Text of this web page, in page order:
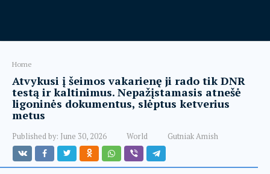
Home
Atvykusi į šeimos vakarienę ji rado tik DNR
testą ir kaltinimus. Nepažįstamasis atnešė
ligoninės dokumentus, slėptus ketverius
metus
Published by: June 30, 2026 World Gutniak Amish